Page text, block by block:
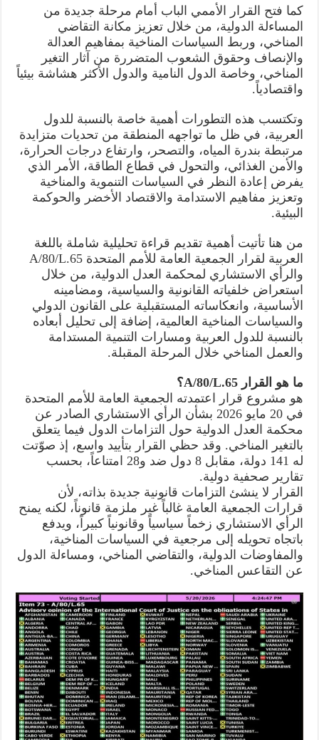
كما فتح القرار الأممي الباب أمام مرحلة جديدة من
المساءلة الدولية، من خلال تعزيز مكانة التقاضي
المناخي، وربط السياسات المناخية بمفاهيم العدالة
والإنصاف وحقوق الشعوب المتضررة من آثار التغير
المناخي، وخاصة الدول النامية والدول الأكثر هشاشة بيئياً
واقتصادياً.
وتكتسب هذه التطورات أهمية خاصة بالنسبة للدول
العربية، في ظل ما تواجهه المنطقة من تحديات متزايدة
مرتبطة بندرة المياه، والتصحر، وارتفاع درجات الحرارة،
والأمن الغذائي، والتحول في قطاع الطاقة، الأمر الذي
يفرض إعادة النظر في السياسات التنموية والمناخية
وتعزيز مفاهيم الاستدامة والاقتصاد الأخضر والحوكمة
البيئية.
من هنا تأتيت أهمية تقديم قراءة تحليلية شاملة باللغة
العربية لقرار الجمعية العامة للأمم المتحدة A/80/L.65
والرأي الاستشاري لمحكمة العدل الدولية، من خلال
استعراض خلفياته القانونية والسياسية، ومضامينه
الأساسية، وانعكاساته المستقبلية على القانون الدولي
والسياسات المناخية العالمية، إضافة إلى تحليل أبعاده
بالنسبة للدول العربية ومسارات التنمية المستدامة
والعمل المناخي خلال المرحلة المقبلة.
ما هو القرار A/80/L.65؟
هو مشروع قرار اعتمدته الجمعية العامة للأمم المتحدة
في 20 مايو 2026 بشأن الرأي الاستشاري الصادر عن
محكمة العدل الدولية حول التزامات الدول فيما يتعلق
بالتغير المناخي. وقد حظي القرار بتأييد واسع، إذ صوّتت
له 141 دولة، مقابل 8 دول ضد و28 امتناعاً، بحسب
تقارير صحفية دولية.
القرار لا ينشئ التزامات قانونية جديدة بذاته، لأن
قرارات الجمعية العامة غالباً غير ملزمة قانوناً، لكنه يمنح
الرأي الاستشاري زخماً سياسياً وقانونياً كبيراً، ويدفع
باتجاه تحويله إلى مرجعية في السياسات المناخية،
والمفاوضات الدولية، والتقاضي المناخي، ومساءلة الدول
عن التقاعس المناخي.